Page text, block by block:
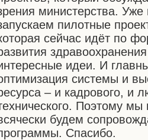
министерства.
пилотные
сейчас идёт по
идеи. И
системы и
– и кадрового, и
Поэтому
будем
Спасибо.